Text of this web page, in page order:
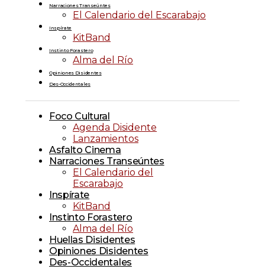
Narraciones Transeúntes
El Calendario del Escarabajo
Inspírate
KitBand
Instinto Forastero
Alma del Río
Opiniones Disidentes
Des-Occidentales
Foco Cultural
Agenda Disidente
Lanzamientos
Asfalto Cinema
Narraciones Transeúntes
El Calendario del
Escarabajo
Inspírate
KitBand
Instinto Forastero
Alma del Río
Huellas Disidentes
Opiniones Disidentes
Des-Occidentales